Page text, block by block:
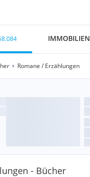
IMMOBILIEN
Romane / Erzählungen
- Bücher